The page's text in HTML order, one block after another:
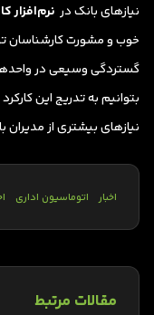
نیازهای بانک در نرم‌افزار
خوب و مشورت کارشناسان
گستردگی وسیعی در
بتوانیم به تدریج این
نیازهای بیشتری از مدیران
اخبار اتوماسیون اداری
مقالات مرتبط